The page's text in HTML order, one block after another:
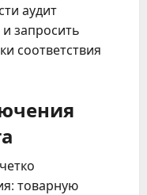
аудит
запросить
соответствия
товарную